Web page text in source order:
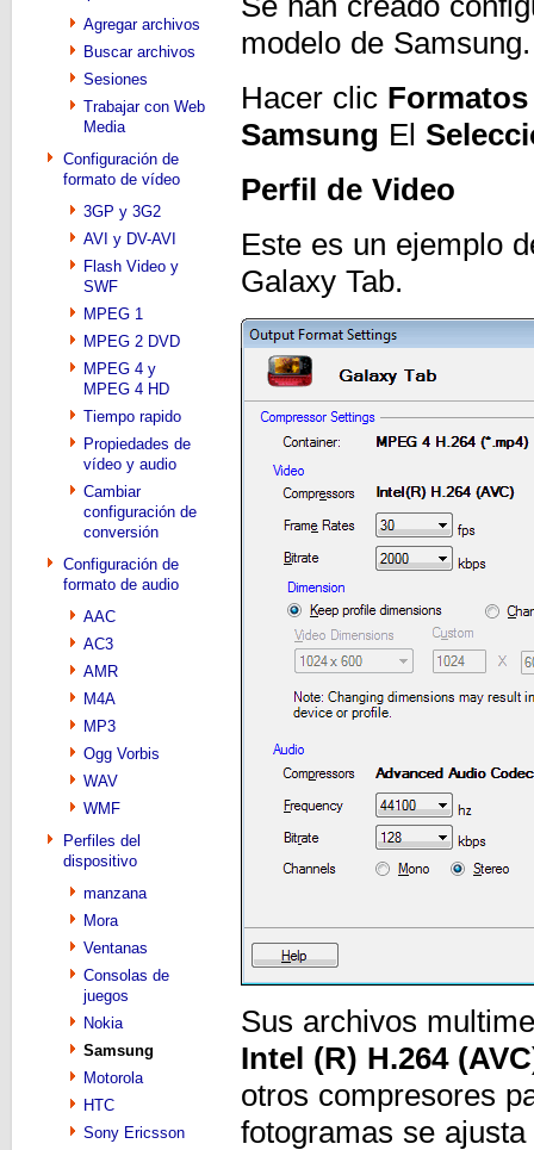
Agregar archivos
Buscar archivos
Sesiones
Trabajar con Web
Media
Configuración de
formato de vídeo
3GP y 3G2
AVI y DV-AVI
Flash Video y
SWF
MPEG 1
MPEG 2 DVD
MPEG 4 y
MPEG 4 HD
Tiempo rapido
Propiedades de
vídeo y audio
Cambiar
configuración de
conversión
Configuración de
formato de audio
AAC
AC3
AMR
M4A
MP3
Ogg Vorbis
WAV
WMF
Perfiles del
dispositivo
manzana
Mora
Ventanas
Consolas de
juegos
Nokia
Samsung
Motorola
HTC
Sony Ericsson
modelo de Samsung.
Hacer clic Formatos
Samsung El
Perfil de Video
Este es un ejemplo
Galaxy Tab.
Sus archivos
Intel (R) H.264
otros compresores
fotogramas se